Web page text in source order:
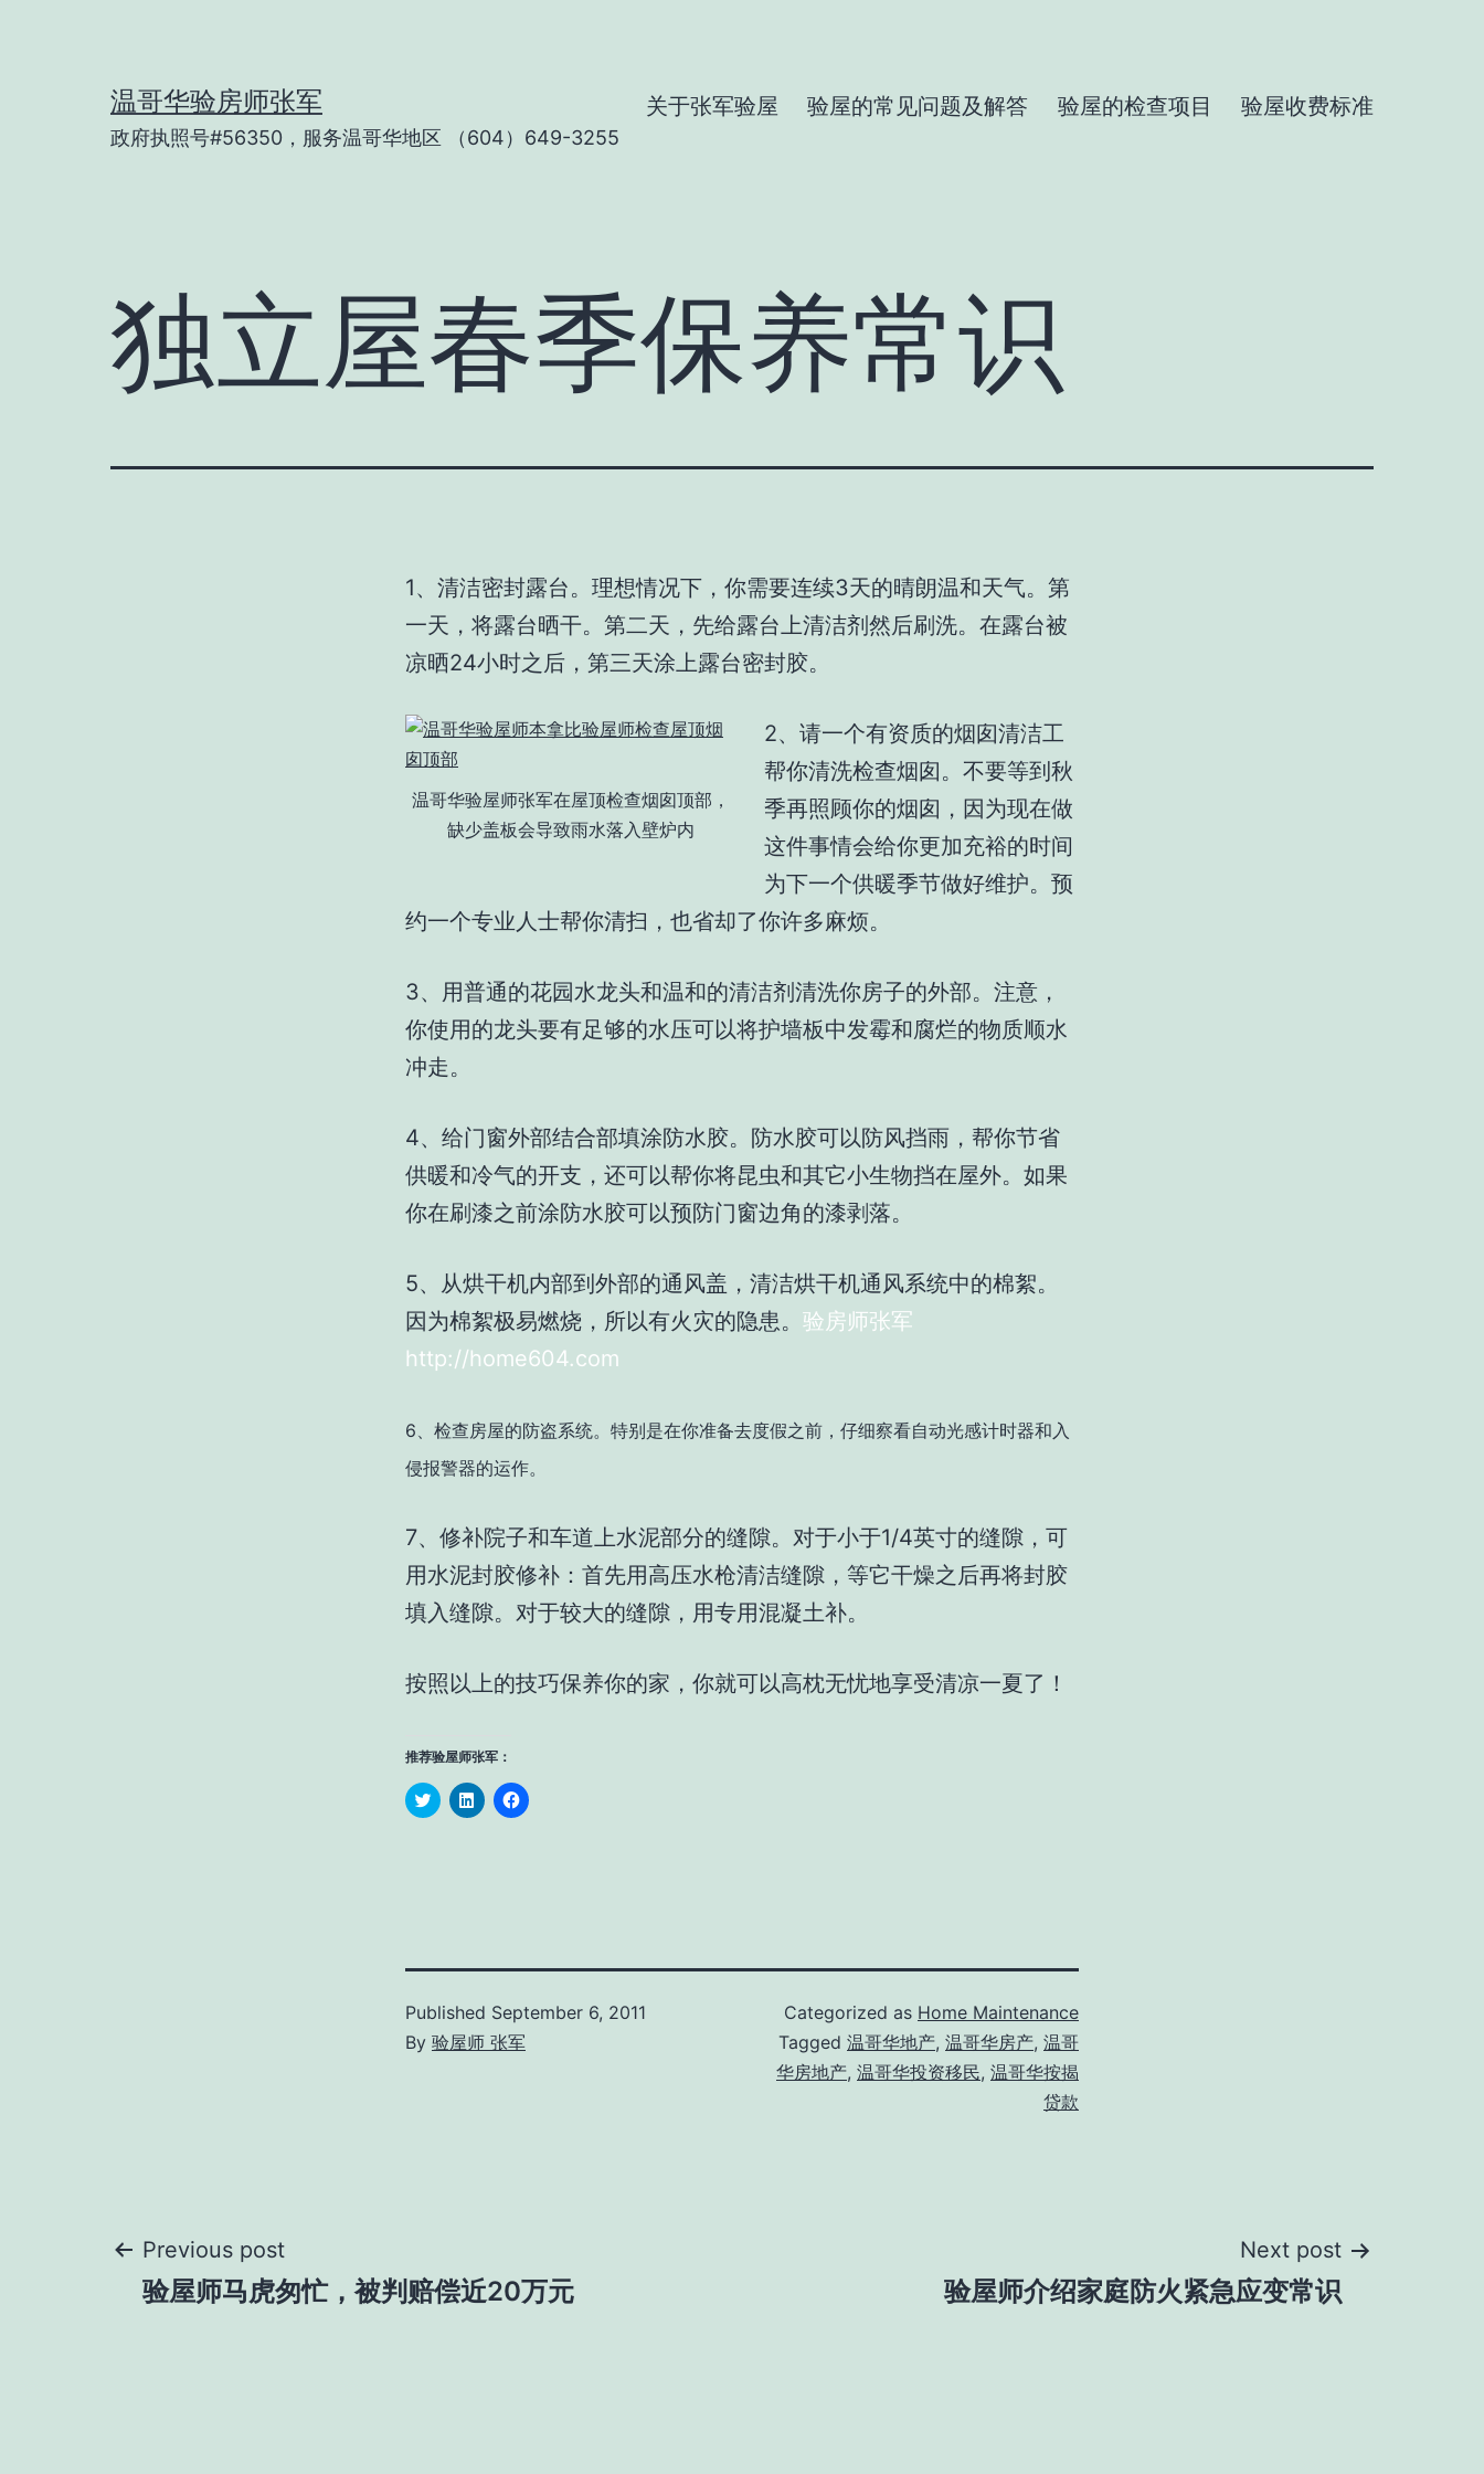
温哥华验房师张军
政府执照号#56350，服务温哥华地区 （604）649-3255
关于张军验屋 验屋的常见问题及解答 验屋的检查项目 验屋收费标准
独立屋春季保养常识
1、清洁密封露台。理想情况下，你需要连续3天的晴朗温和天气。第
一天，将露台晒干。第二天，先给露台上清洁剂然后刷洗。在露台被
凉晒24小时之后，第三天涂上露台密封胶。
温哥华验屋师张军在屋顶检查烟囱顶部，
缺少盖板会导致雨水落入壁炉内
2、请一个有资质的烟囱清洁工
帮你清洗检查烟囱。不要等到秋
季再照顾你的烟囱，因为现在做
这件事情会给你更加充裕的时间
为下一个供暖季节做好维护。预
约一个专业人士帮你清扫，也省却了你许多麻烦。
3、用普通的花园水龙头和温和的清洁剂清洗你房子的外部。注意，
你使用的龙头要有足够的水压可以将护墙板中发霉和腐烂的物质顺水
冲走。
4、给门窗外部结合部填涂防水胶。防水胶可以防风挡雨，帮你节省
供暖和冷气的开支，还可以帮你将昆虫和其它小生物挡在屋外。如果
你在刷漆之前涂防水胶可以预防门窗边角的漆剥落。
5、从烘干机内部到外部的通风盖，清洁烘干机通风系统中的棉絮。
因为棉絮极易燃烧，所以有火灾的隐患。 验房师张军
http://home604.com
6、检查房屋的防盗系统。特别是在你准备去度假之前，仔细察看自动光感计时器和入
侵报警器的运作。
7、修补院子和车道上水泥部分的缝隙。对于小于1/4英寸的缝隙，可
用水泥封胶修补：首先用高压水枪清洁缝隙，等它干燥之后再将封胶
填入缝隙。对于较大的缝隙，用专用混凝土补。
按照以上的技巧保养你的家，你就可以高枕无忧地享受清凉一夏了！
推荐验屋师张军：
Click
to
Click
to
Click
to
Published September 6, 2011
By 验屋师 张军
Categorized as Home Maintenance
Tagged 温哥华地产, 温哥华房产, 温哥
华房地产, 温哥华投资移民, 温哥华按揭
贷款
Post
Previous post
验屋师马虎匆忙，被判赔偿近20万元
Next post
验屋师介绍家庭防火紧急应变常识